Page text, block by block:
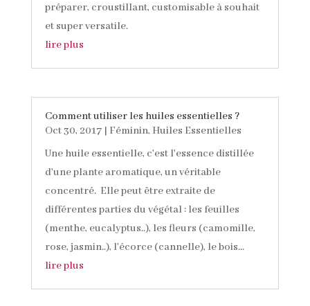
préparer, croustillant, customisable à souhait
et super versatile.
lire plus
Comment utiliser les huiles essentielles ?
Oct 30, 2017| Féminin, Huiles Essentielles
Une huile essentielle, c'est l'essence distillée
d'une plante aromatique, un véritable
concentré. Elle peut être extraite de
différentes parties du végétal : les feuilles
(menthe, eucalyptus..), les fleurs (camomille,
rose, jasmin..), l'écorce (cannelle), le bois...
lire plus